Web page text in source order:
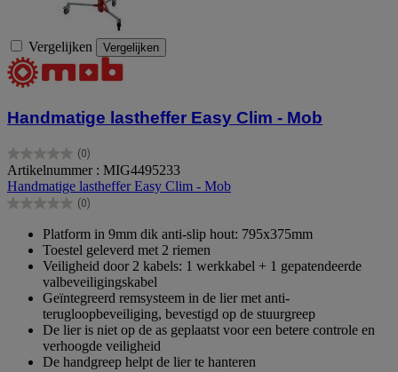
Vergelijken Vergelijken
Handmatige lastheffer Easy Clim - Mob
(0)
0.0
van
de
5
Artikelnummer : MIG4495233
Handmatige lastheffer Easy Clim - Mob
(0)
0.0
sterren.
Platform in 9mm dik anti-slip hout: 795x375mm
Toestel geleverd met 2 riemen
Veiligheid door 2 kabels: 1 werkkabel + 1 gepatendeerde
valbeveiligingskabel
Geïntegreerd remsysteem in de lier met anti-
terugloopbeveiliging, bevestigd op de stuurgreep
De lier is niet op de as geplaatst voor een betere controle en
verhoogde veiligheid
De handgreep helpt de lier te hanteren